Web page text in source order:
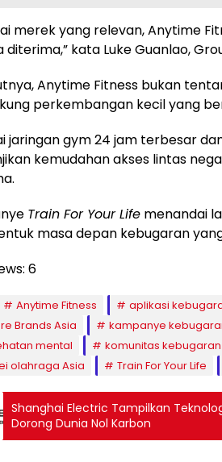
merek yang relevan, Anytime
diterima,” kata Luke Guanlao,
Anytime Fitness bukan
perkembangan kecil yang
jaringan gym 24 jam terbesar
kemudahan akses lintas
Train For Your Life menandai
masa depan kebugaran
6
Anytime Fitness aplikasi
Brands Asia
kampanye
mental
komunitas kebugaran
olahraga Asia
Train For Your Life
Shanghai Electric Tampilkan
Dorong Dunia Nol Karbon